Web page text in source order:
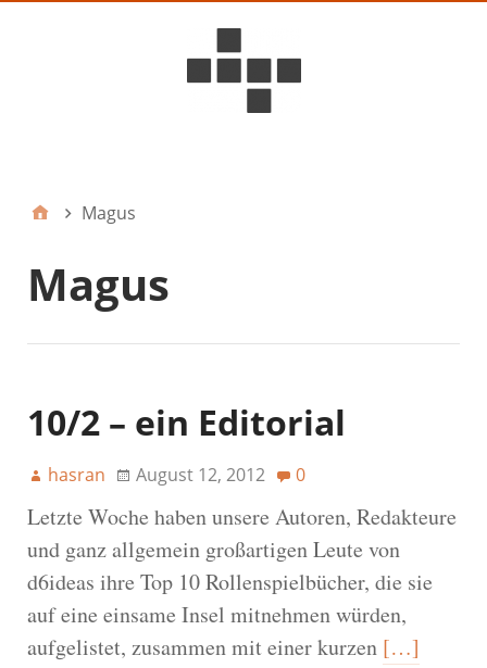
Magus
Magus
10/2 – ein Editorial
hasran August 12, 2012 0
Letzte Woche haben unsere Autoren, Redakteure
und ganz allgemein großartigen Leute von
d6ideas ihre Top 10 Rollenspielbücher, die sie
auf eine einsame Insel mitnehmen würden,
aufgelistet, zusammen mit einer kurzen […]